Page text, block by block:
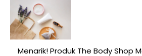
Menarik! Produk The Body Shop